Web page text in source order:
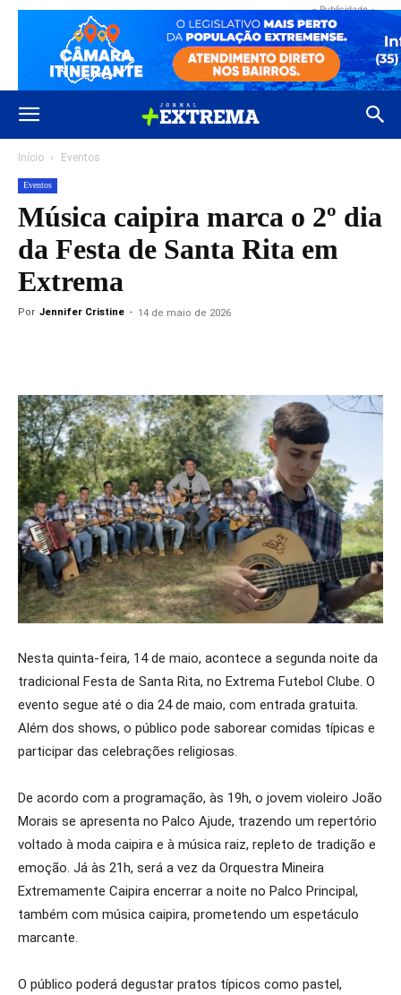
- Publicidade -
Início Eventos
Eventos
Música caipira marca o 2º dia
da Festa de Santa Rita em
Extrema
Por Jennifer Cristine - 14 de maio de 2026
Nesta quinta-feira, 14 de maio, acontece a segunda noite da
tradicional Festa de Santa Rita, no Extrema Futebol Clube. O
evento segue até o dia 24 de maio, com entrada gratuita.
Além dos shows, o público pode saborear comidas típicas e
participar das celebrações religiosas.
De acordo com a programação, às 19h, o jovem violeiro João
Morais se apresenta no Palco Ajude, trazendo um repertório
voltado à moda caipira e à música raiz, repleto de tradição e
emoção. Já às 21h, será a vez da Orquestra Mineira
Extremamente Caipira encerrar a noite no Palco Principal,
também com música caipira, prometendo um espetáculo
marcante.
O público poderá degustar pratos típicos como pastel,